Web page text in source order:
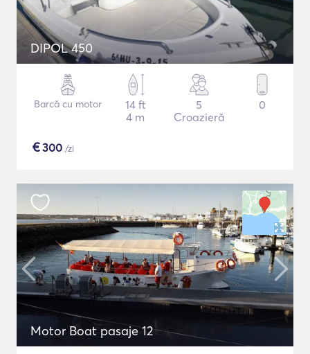
DIPOL 450
Barcă cu motor
14 ft
4 m
5
Croazieră
0
€300 /zi
Motor Boat pasaje 12